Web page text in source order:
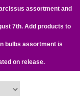
assortment and
7th. Add products to
bulbs assortment is
on release.